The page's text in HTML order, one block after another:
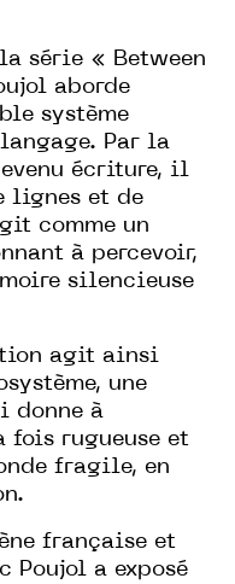
série « Between
aborde
système
Par la
écriture, il
lignes et de
comme un
à percevoir,
silencieuse
agit ainsi
une
donne à
fois rugueuse et
fragile, en
française et
Poujol a exposé